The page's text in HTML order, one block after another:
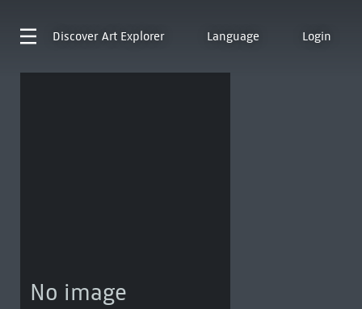
Discover Art Explorer Language Login
No image